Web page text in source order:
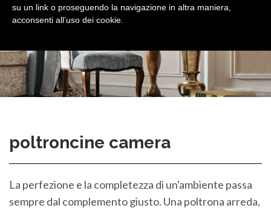
poltroncine camera
La perfezione e la completezza di un'ambiente passa
sempre dal complemento giusto. Una poltrona arreda,
su un link o proseguendo la navigazione in altra maniera,
acconsenti all’uso dei cookie.